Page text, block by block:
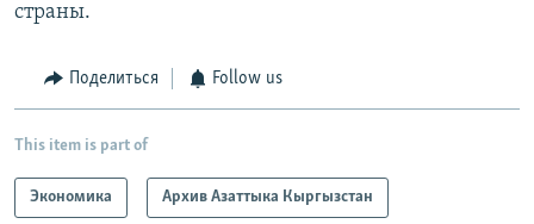
страны.
Поделиться Follow us
This item is part of
Экономика Архив Азаттыка Кыргызстан